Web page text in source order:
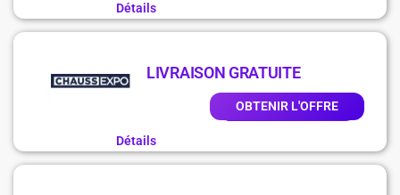
Détails
LIVRAISON GRATUITE
OBTENIR L'OFFRE
Détails